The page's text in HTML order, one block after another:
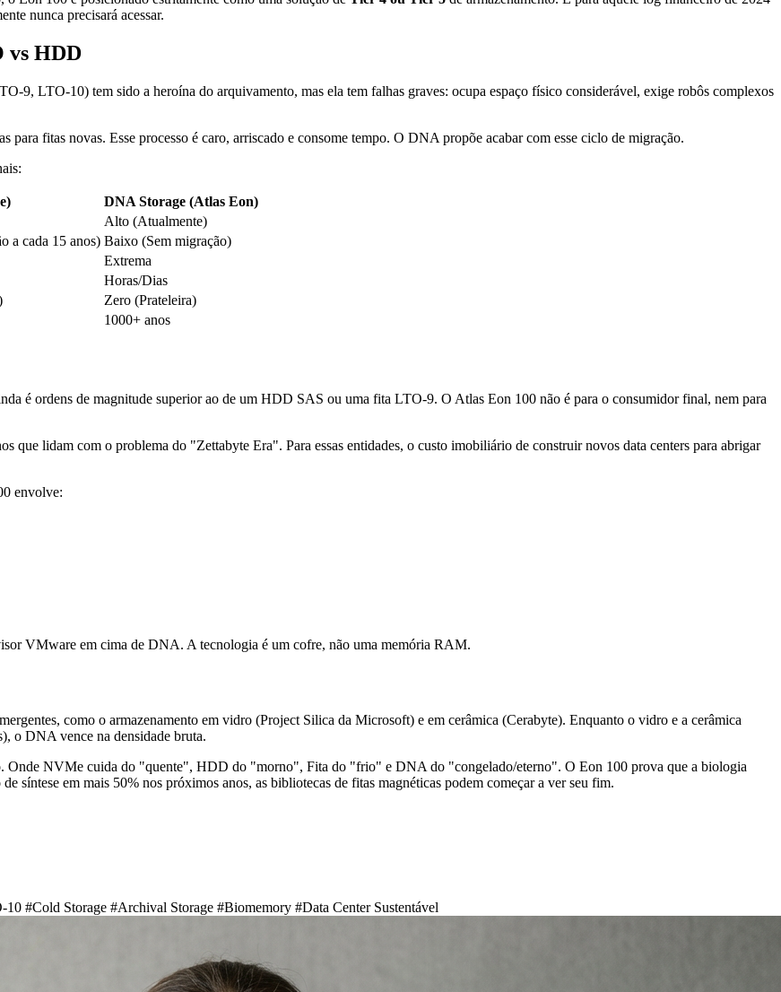
nunca precisará acessar.
vs HDD
9, LTO-10) tem sido a heroína do arquivamento, mas ela tem falhas graves: ocupa espaço físico considerável, exige robôs complexos
para fitas novas. Esse processo é caro, arriscado e consome tempo. O DNA propõe acabar com esse ciclo de migração.
DNA Storage (Atlas Eon)
Alto (Atualmente)
a cada 15 anos) Baixo (Sem migração)
Extrema
Horas/Dias
Zero (Prateleira)
1000+ anos
é ordens de magnitude superior ao de um HDD SAS ou uma fita LTO-9. O Atlas Eon 100 não é para o consumidor final, nem para
lidam com o problema do "Zettabyte Era". Para essas entidades, o custo imobiliário de construir novos data centers para abrigar
envolve:
VMware em cima de DNA. A tecnologia é um cofre, não uma memória RAM.
como o armazenamento em vidro (Project Silica da Microsoft) e em cerâmica (Cerabyte). Enquanto o vidro e a cerâmica
o DNA vence na densidade bruta.
Onde NVMe cuida do "quente", HDD do "morno", Fita do "frio" e DNA do "congelado/eterno". O Eon 100 prova que a biologia
síntese em mais 50% nos próximos anos, as bibliotecas de fitas magnéticas podem começar a ver seu fim.
10 #Cold Storage #Archival Storage #Biomemory #Data Center Sustentável